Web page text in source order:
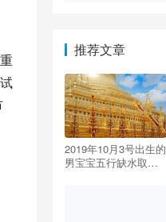
推荐文章
2019年10月3号出生的
男宝宝五行缺水取名